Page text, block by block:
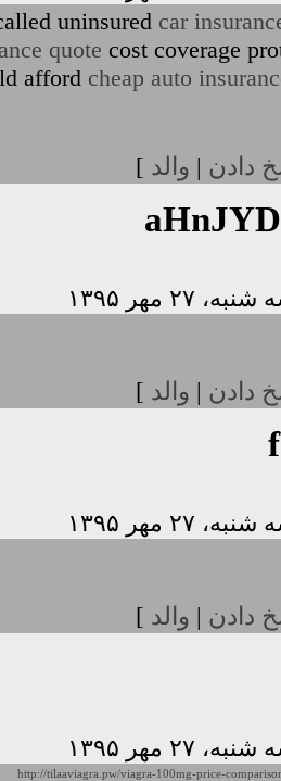
uninsured car
quote cost coverage
afford cheap auto
دادن | والد ]
دادن | والد ]
دادن | والد ]
http://tilaaviagra.pw/viagra-100mg-price-